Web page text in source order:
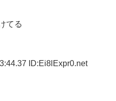
てる
ID:Ei8lExpr0.net